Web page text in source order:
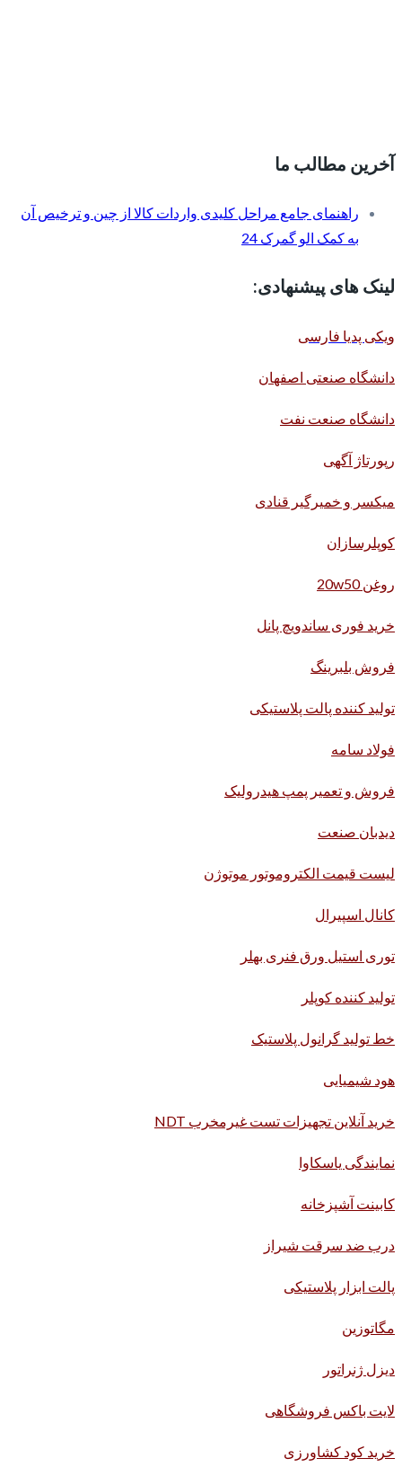
آخرین مطالب ما
راهنمای جامع مراحل کلیدی واردات کالا از چین و ترخیص آن
به کمک الو گمرک 24
لینک های پیشنهادی:
ویکی پدیا فارسی
دانشگاه صنعتی اصفهان
دانشگاه صنعت نفت
رپورتاژ آگهی
میکسر و خمیرگیر قنادی
کوپلرسازان
روغن 20w50
خرید فوری ساندویچ پانل
فروش بلبرینگ
تولید کننده پالت پلاستیکی
فولاد سامه
فروش و تعمیر پمپ هیدرولیک
دیدبان صنعت
لیست قیمت الکتروموتور موتوژن
کانال اسپیرال
توری استیل ورق فنری بهلر
تولید کننده کوپلر
خط تولید گرانول پلاستیک
هود شیمیایی
خرید آنلاین تجهیزات تست غیرمخرب NDT
نمایندگی یاسکاوا
کابینت آشپزخانه
درب ضد سرقت شیراز
پالت ابزار پلاستیکی
مگاتوزین
دیزل ژنراتور
لایت باکس فروشگاهی
خرید کود کشاورزی